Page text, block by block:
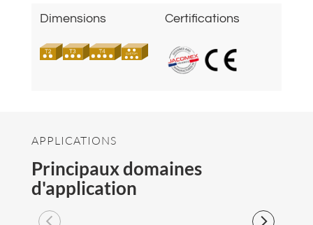
Dimensions Certifications
APPLICATIONS
Principaux domaines
d'application